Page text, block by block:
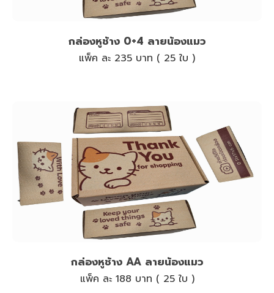
กล่องหูช้าง 0+4 ลายน้องแมว
แพ็ค ละ 235 บาท ( 25 ใบ )
กล่องหูช้าง AA ลายน้องแมว
แพ็ค ละ 188 บาท ( 25 ใบ )